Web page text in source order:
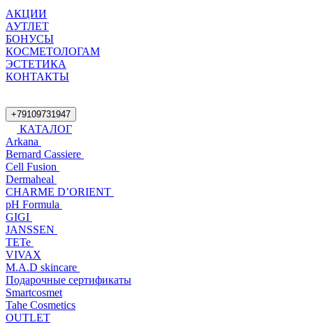
АКЦИИ
АУТЛЕТ
БОНУСЫ
КОСМЕТОЛОГАМ
ЭСТЕТИКА
КОНТАКТЫ
+79109731947
КАТАЛОГ
Arkana
Bernard Cassiere
Cell Fusion
Dermaheal
CHARME D’ORIENT
pH Formula
GIGI
JANSSEN
TETe
VIVAX
M.A.D skincare
Подарочные сертификаты
Smartcosmet
Tahe Cosmetics
OUTLET